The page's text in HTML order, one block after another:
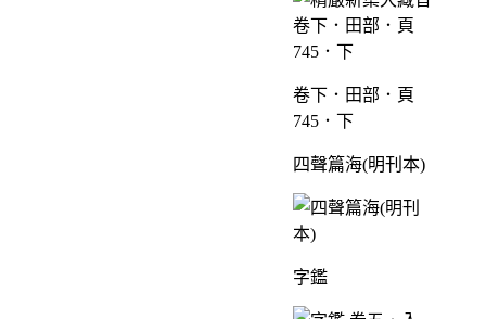
卷下．田部．頁
745．下
四聲篇海(明刊本)
字鑑